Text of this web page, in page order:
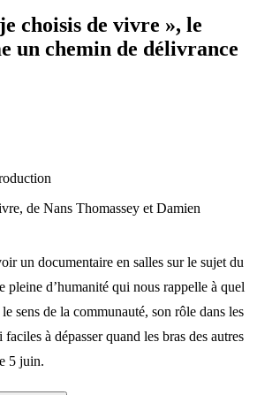
choisis de vivre », le
un chemin de délivrance
de Nans Thomassey et Damien
un documentaire en salles sur le sujet du
pleine d’humanité qui nous rappelle à quel
sens de la communauté, son rôle dans les
à dépasser quand les bras des autres
5 juin.